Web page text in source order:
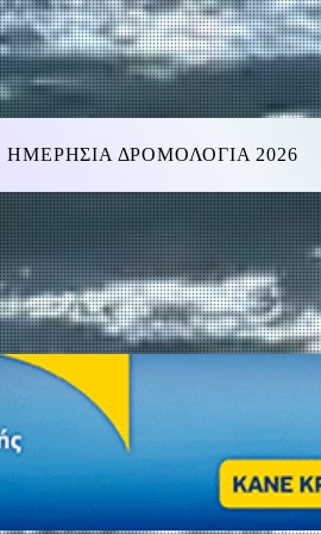
ΗΜΕΡΗΣΙΑ ΔΡΟΜΟΛΟΓΙΑ 2026